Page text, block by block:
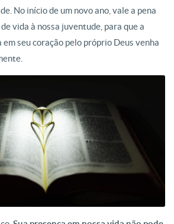
No início de um novo ano, vale a pena
vida à nossa juventude, para que a
seu coração pelo próprio Deus venha